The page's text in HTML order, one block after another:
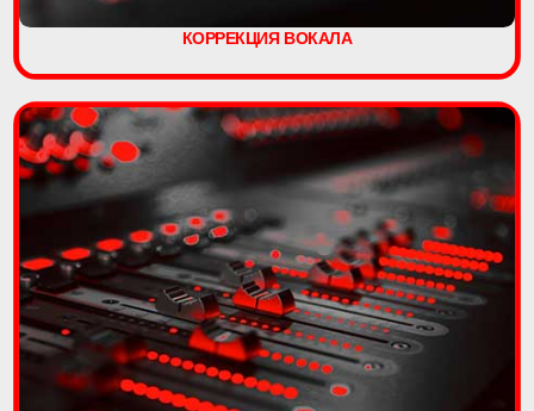
КОРРЕКЦИЯ ВОКАЛА